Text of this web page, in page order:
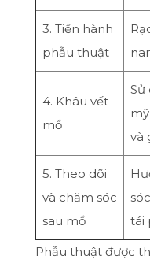
3. Tiến hành
phẫu thuật
4. Khâu vết
mổ
Sử
và
5. Theo dõi
và chăm sóc
sau mổ
tái
Phẫu thuật được